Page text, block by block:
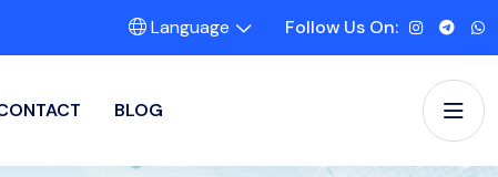
Language Follow Us On:
BLOG